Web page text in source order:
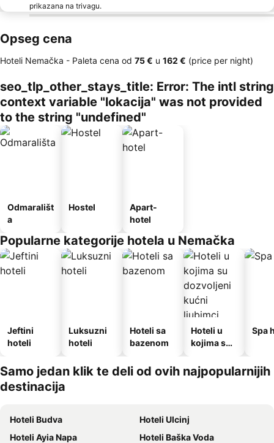
prikazana na trivagu.
Opseg cena
Hoteli Nemačka - Paleta cena od ‎75 € u ‎162 € (price per night)
seo_tlp_other_stays_title: Error: The intl string
context variable "lokacija" was not provided
to the string "undefined"
Odmarališt
a
Hostel
Apart-
hotel
Popularne kategorije hotela u Nemačka
Jeftini
hoteli
Luksuzni
hoteli
Hoteli sa
bazenom
Hoteli u
kojima su
kućni
ljubimci
Spa
Samo jedan klik te deli od ovih najpopularnijih
destinacija
Hoteli Budva
Hoteli Ulcinj
Hoteli Ayia Napa
Hoteli Baška Voda